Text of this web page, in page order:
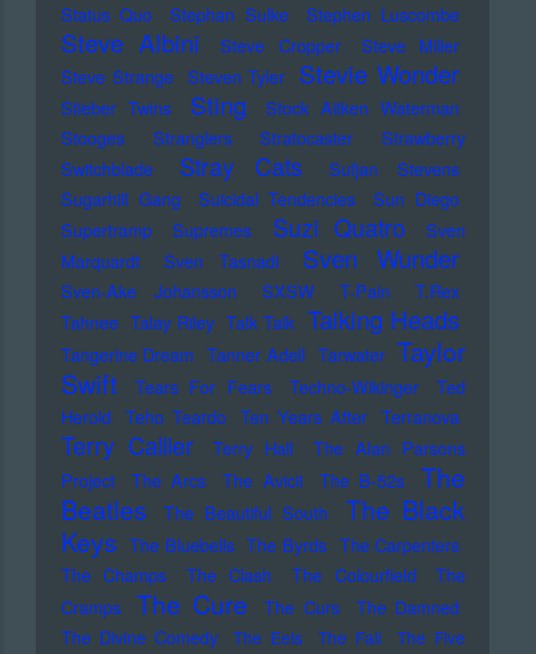
Status Quo
Stephan Sulke Stephen Luscombe
Steve Albini Steve Cropper
Steve Miller
Steve Strange Steven Tyler Stevie Wonder
Stieber Twins Sting
Stock Aitken Waterman
Stooges
Stranglers Stratocaster
Strawberry
Switchblade
Stray Cats
Sufjan Stevens
Sugarhill Gang
Suicidal Tendencies
Sun Diego
Supertramp
Supremes Suzi Quatro
Sven
Marquardt
Sven Tasnadi Sven Wunder
Sven-Ake Johansson SXSW T-Pain
T.Rex
Tahnee Talay Riley Talk Talk Talking Heads
Tangerine Dream Tanner Adell Tarwater Taylor
Swift
Tears For Fears Techno-Wikinger
Ted
Herold
Teho Teardo Ten Years After Terranova
Terry Callier Terry Hall
The Alan Parsons
Project
The Arcs The Avicii The B-52s
The
Beatles
The Beautiful South
The Black
Keys The Bluebells The Byrds The Carpenters
The Champs
The Clash The Colourfield
The
Cramps
The Cure The Curs
The Damned
The Divine Comedy
The Eels The Fall
The Five